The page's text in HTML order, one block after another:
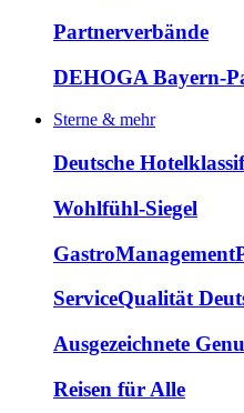
Partnerverbände
DEHOGA Bayern-
Sterne & mehr
Deutsche
Wohlfühl-Siegel
ServiceQualität
Ausgezeichnete
Reisen für Alle